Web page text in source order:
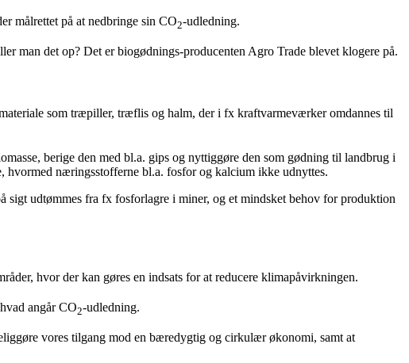
målrettet på at nedbringe sin CO2-udledning.
man det op? Det er biogødnings-producenten Agro Trade blevet klogere på.
som træpiller, træflis og halm, der i fx kraftvarmeværker omdannes til
berige den med bl.a. gips og nyttiggøre den som gødning til landbrug i
hvormed næringsstofferne bl.a. fosfor og kalcium ikke udnyttes.
sigt udtømmes fra fx fosforlagre i miner, og et mindsket behov for produktion
hvor der kan gøres en indsats for at reducere klimapåvirkningen.
angår CO2-udledning.
vores tilgang mod en bæredygtig og cirkulær økonomi, samt at